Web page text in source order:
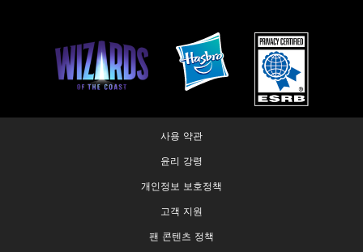
사용 약관
윤리 강령
개인정보 보호정책
고객 지원
팬 콘텐츠 정책